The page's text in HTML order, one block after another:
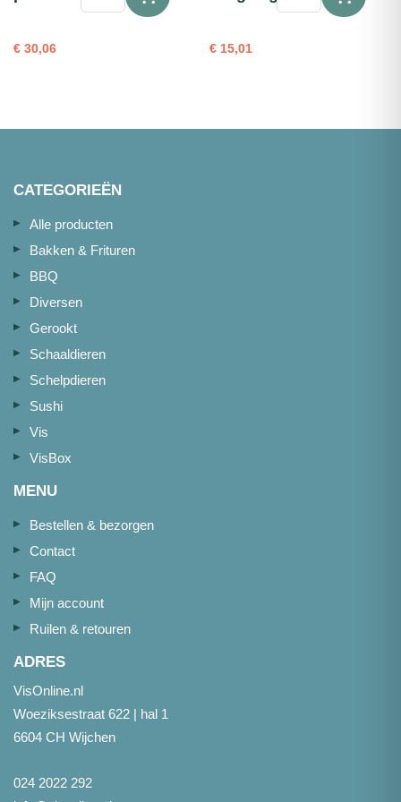
€ 30,06 € 15,01
CATEGORIEËN
Alle producten
Bakken & Frituren
BBQ
Diversen
Gerookt
Schaaldieren
Schelpdieren
Sushi
Vis
VisBox
MENU
Bestellen & bezorgen
Contact
FAQ
Mijn account
Ruilen & retouren
ADRES
VisOnline.nl
Woeziksestraat 622 | hal 1
6604 CH Wijchen
024 2022 292